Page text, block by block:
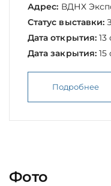
Адрес: ВДНХ
Статус выставки:
Дата открытия:13
Дата закрытия:15
Подробнее
Фото